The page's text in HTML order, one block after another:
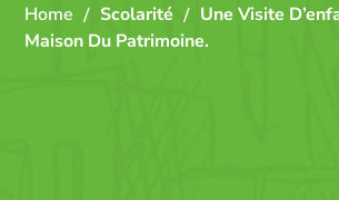
Home Scolarité
Une Visite
Maison Du Patrimoine.